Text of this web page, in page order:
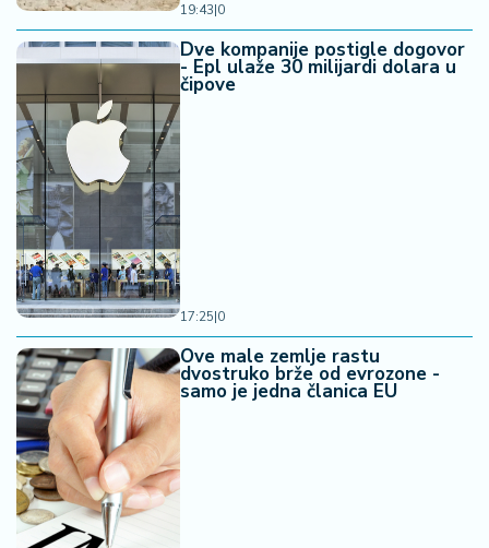
19:43|0
Dve kompanije postigle dogovor
- Epl ulaže 30 milijardi dolara u
čipove
17:25|0
Ove male zemlje rastu
dvostruko brže od evrozone -
samo je jedna članica EU